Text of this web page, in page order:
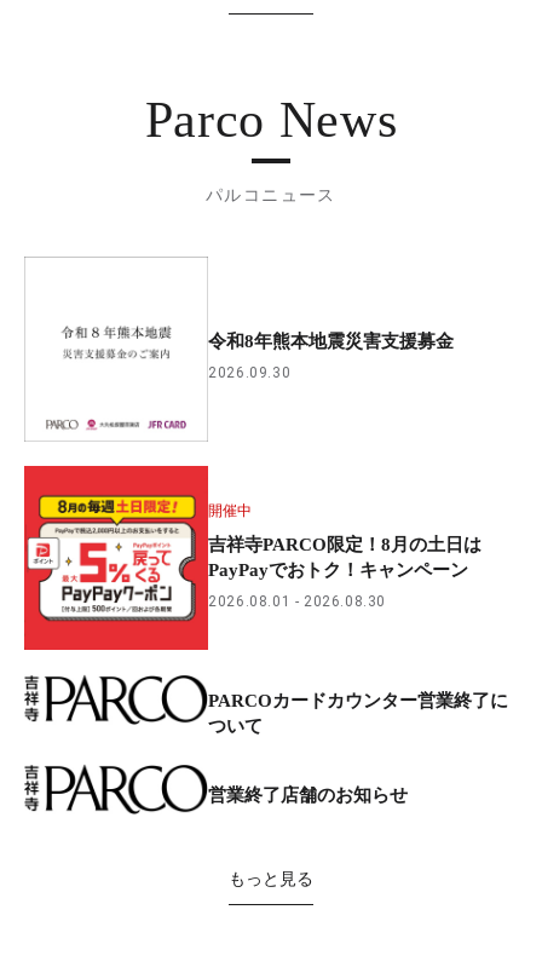
Parco News
パルコニュース
令和8年熊本地震災害支援募金
2026.09.30
開催中
吉祥寺PARCO限定！8月の土日は
PayPayでおトク！キャンペーン
2026.08.01 2026.08.30
PARCOカードカウンター営業終了に
ついて
営業終了店舗のお知らせ
もっと見る